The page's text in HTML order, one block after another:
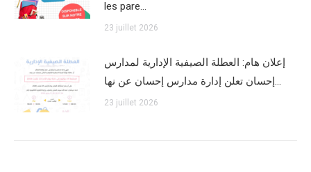
les pare…
23 juillet 2026
إعلان هام: العطلة الصيفية الإدارية لمدارس
23 juillet 2026